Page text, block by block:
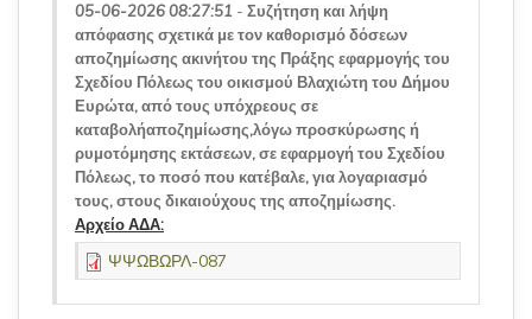
05-06-2026 08:27:51 - Συζήτηση και λήψη
απόφασης σχετικά με τον καθορισμό δόσεων
αποζημίωσης ακινήτου της Πράξης εφαρμογής του
Σχεδίου Πόλεως του οικισμού Βλαχιώτη του Δήμου
Ευρώτα, από τους υπόχρεους σε
καταβολήαποζημίωσης,λόγω προσκύρωσης ή
ρυμοτόμησης εκτάσεων, σε εφαρμογή του Σχεδίου
Πόλεως, το ποσό που κατέβαλε, για λογαριασμό
τους, στους δικαιούχους της αποζημίωσης.
Αρχείο ΑΔΑ:
ΨΨΩΒΩΡΛ-087